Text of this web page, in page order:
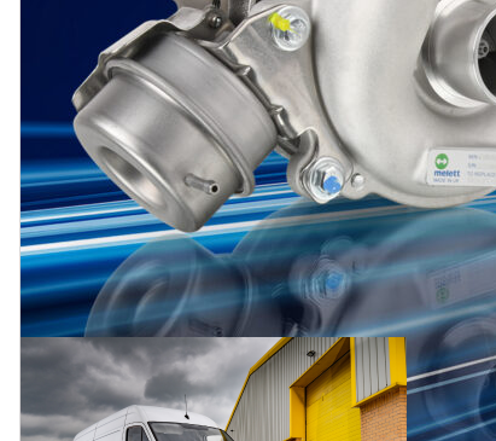
width="5/6"]Melett torna
ad Automechanika di
Francoforte nel 2026 e, per
la prima volta dalla sua
recente acquisiz
Leggi di più… ...